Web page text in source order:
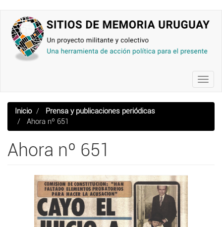
contenido
principal
Inicio
Prensa y publicaciones periódicas
Ahora nº 651
Ahora nº 651